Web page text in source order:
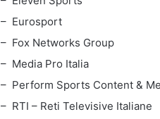
– Eurosport
– Fox Networks Group
– Media Pro Italia
– Perform Sports Content &
– RTI – Reti Televisive Italiane